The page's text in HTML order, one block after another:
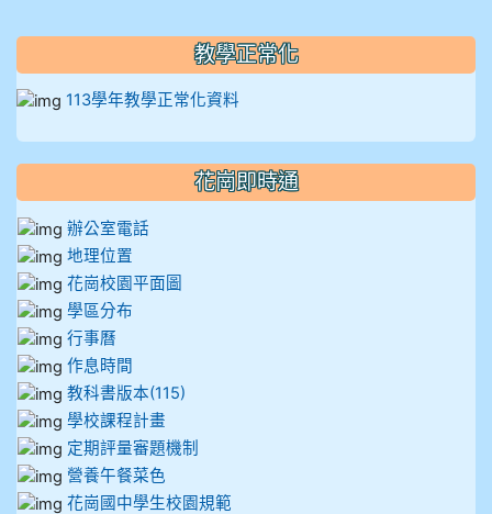
教學正常化
113學年教學正常化資料
花崗即時通
辦公室電話
地理位置
花崗校園平面圖
學區分布
行事曆
作息時間
教科書版本(115)
學校課程計畫
定期評量審題機制
營養午餐菜色
花崗國中學生校園規範